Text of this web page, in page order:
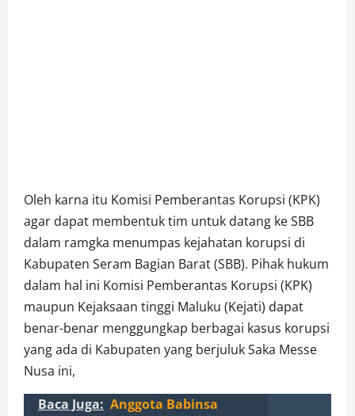
Oleh karna itu Komisi Pemberantas Korupsi (KPK)
agar dapat membentuk tim untuk datang ke SBB
dalam ramgka menumpas kejahatan korupsi di
Kabupaten Seram Bagian Barat (SBB). Pihak hukum
dalam hal ini Komisi Pemberantas Korupsi (KPK)
maupun Kejaksaan tinggi Maluku (Kejati) dapat
benar-benar menggungkap berbagai kasus korupsi
yang ada di Kabupaten yang berjuluk Saka Messe
Nusa ini,
Baca Juga: Anggota Babinsa